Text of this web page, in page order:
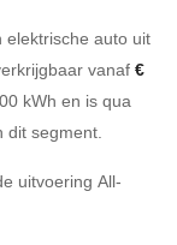
elektrische auto uit
vanaf €
kWh en is qua
dit segment.
uitvoering All-